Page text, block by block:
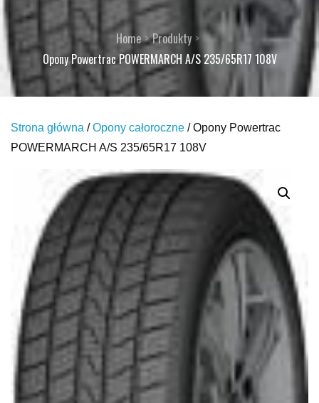
Home
Produkty
Opony Powertrac POWERMARCH A/S 235/65R17 108V
Strona główna /Opony całoroczne / Opony Powertrac
POWERMARCH A/S 235/65R17 108V